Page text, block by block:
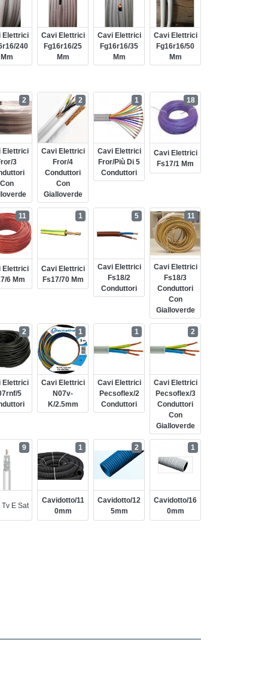
Elettrici
240
Mm
Cavi Elettrici
Fg16r16/25
Mm
Cavi Elettrici
Fg16r16/35
Mm
Cavi Elettrici
Fg16r16/50
Mm
Elettrici
3
Con
2
Cavi Elettrici
Fror/4
Conduttori
Con
Gialloverde
2
Cavi Elettrici
Fror/più Di 5
Conduttori
1
Cavi Elettrici
Fs17/1 Mm
18
Elettrici
6 Mm
11
Cavi Elettrici
Fs17/70 Mm
1
Cavi Elettrici
Fs18/2
Conduttori
5
Cavi Elettrici
Fs18/3
Conduttori
Con
Gialloverde
11
Elettrici
5
2
Cavi Elettrici
N07v-
K/2.5mm
1
Cavi Elettrici
Pecsoflex/2
Conduttori
1
Cavi Elettrici
Pecsoflex/3
Conduttori
Con
Gialloverde
2
E Sat
9
Cavidotto/11
0mm
1
Cavidotto/12
5mm
2
Cavidotto/16
0mm
1